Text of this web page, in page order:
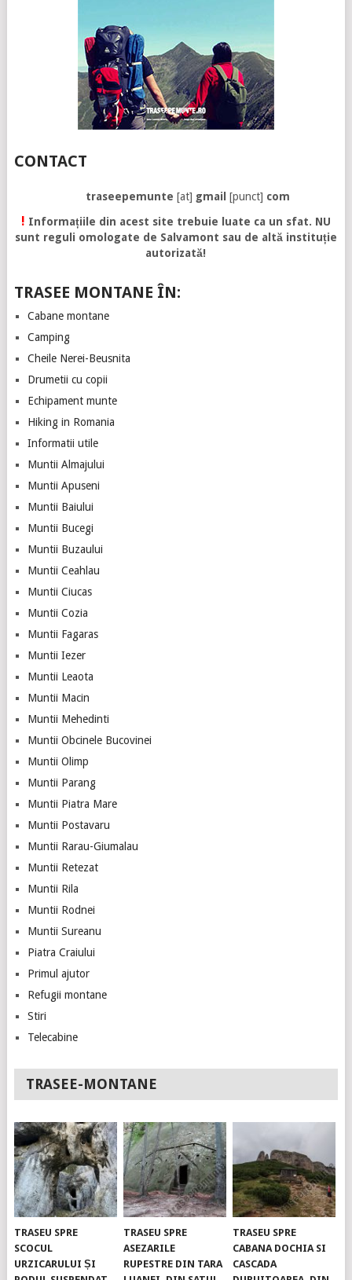
CONTACT
traseepemunte [at] gmail [punct] com
! Informațiile din acest site trebuie luate ca un sfat. NU
sunt reguli omologate de Salvamont sau de altă instituție
autorizată!
TRASEE MONTANE ÎN:
Cabane montane
Camping
Cheile Nerei-Beusnita
Drumetii cu copii
Echipament munte
Hiking in Romania
Informatii utile
Muntii Almajului
Muntii Apuseni
Muntii Baiului
Muntii Bucegi
Muntii Buzaului
Muntii Ceahlau
Muntii Ciucas
Muntii Cozia
Muntii Fagaras
Muntii Iezer
Muntii Leaota
Muntii Macin
Muntii Mehedinti
Muntii Obcinele Bucovinei
Muntii Olimp
Muntii Parang
Muntii Piatra Mare
Muntii Postavaru
Muntii Rarau-Giumalau
Muntii Retezat
Muntii Rila
Muntii Rodnei
Muntii Sureanu
Piatra Craiului
Primul ajutor
Refugii montane
Stiri
Telecabine
TRASEE-MONTANE
TRASEU SPRE
SCOCUL
URZICARULUI ȘI
TRASEU SPRE
ASEZARILE
RUPESTRE DIN TARA
TRASEU SPRE
CABANA DOCHIA SI
CASCADA